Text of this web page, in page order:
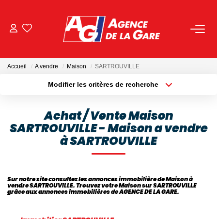
GESTION
BIENS VENDUS
Toutes Les Agences
Accueil A vendre Maison SARTROUVILLE
Modifier les critères de recherche
Surface min Budget max
Plus de critères Créer une alerte
Achat / Vente Maison
SARTROUVILLE - Maison a vendre
à SARTROUVILLE
Sur notre site consultez les annonces immobilière de Maison à
vendre SARTROUVILLE. Trouvez votre Maison sur SARTROUVILLE
grâce aux annonces immobilières de AGENCE DE LA GARE.